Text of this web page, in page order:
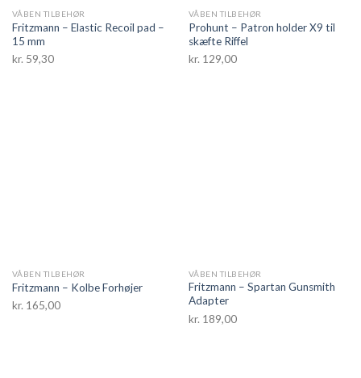
VÅBEN TILBEHØR
Fritzmann – Elastic Recoil pad –
15 mm
kr. 59,30
VÅBEN TILBEHØR
Prohunt – Patron holder X9 til
skæfte Riffel
kr. 129,00
VÅBEN TILBEHØR
Fritzmann – Kolbe Forhøjer
kr. 165,00
VÅBEN TILBEHØR
Fritzmann – Spartan Gunsmith
Adapter
kr. 189,00